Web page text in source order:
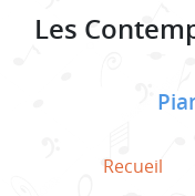
Les
Recueil